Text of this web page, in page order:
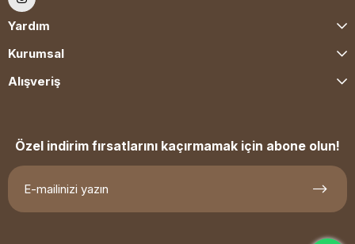
Yardım
Kurumsal
Alışveriş
Özel indirim fırsatlarını kaçırmamak için abone olun!